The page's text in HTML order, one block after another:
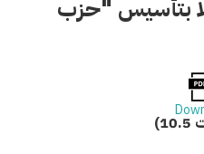
بتأسيس "حزب